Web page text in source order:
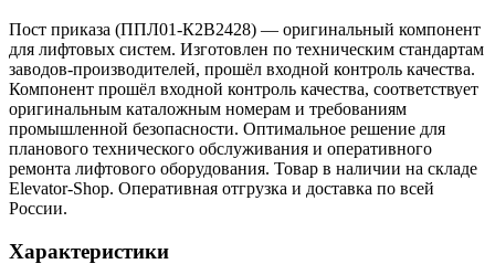
Пост приказа (ППЛ01-К2В2428) — оригинальный компонент
для лифтовых систем. Изготовлен по техническим стандартам
заводов-производителей, прошёл входной контроль качества.
Компонент прошёл входной контроль качества, соответствует
оригинальным каталожным номерам и требованиям
промышленной безопасности. Оптимальное решение для
планового технического обслуживания и оперативного
ремонта лифтового оборудования. Товар в наличии на складе
Elevator-Shop. Оперативная отгрузка и доставка по всей
России.
Характеристики